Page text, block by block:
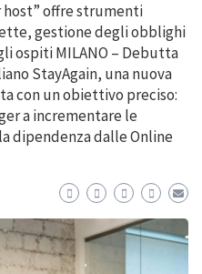
host” offre strumenti
gestione degli obblighi
ospiti MILANO – Debutta
StayAgain, una nuova
con un obiettivo preciso:
a incrementare le
dipendenza dalle Online